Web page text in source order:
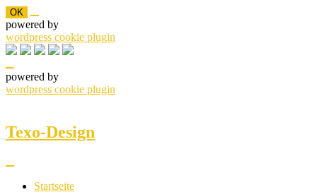
OK
powered by
wordpress cookie plugin
powered by
wordpress cookie plugin
content
Texo-Design
Startseite